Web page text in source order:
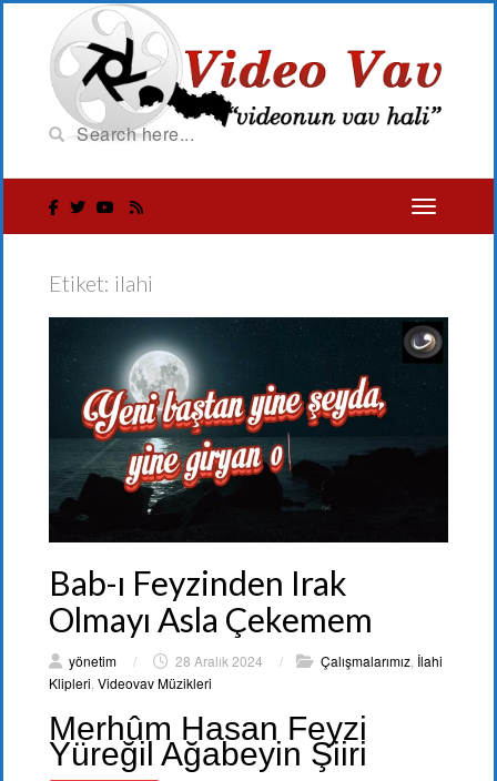
Etiket: ilahi
Bab-ı Feyzinden Irak
Olmayı Asla Çekemem
yönetim / 28 Aralık 2024 / Çalışmalarımız İlahi
Klipleri Videovav Müzikleri
Merhûm Hasan Feyzi
Yüreğil Ağabeyin Şiiri